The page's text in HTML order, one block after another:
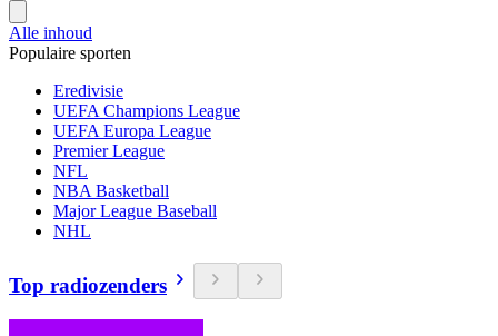
Alle inhoud
Populaire sporten
Eredivisie
UEFA Champions League
UEFA Europa League
Premier League
NFL
NBA Basketball
Major League Baseball
NHL
Top radiozenders